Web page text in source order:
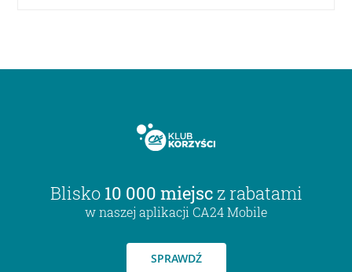
Blisko 10 000 miejsc z rabatami
w naszej aplikacji CA24 Mobile
SPRAWDŹ